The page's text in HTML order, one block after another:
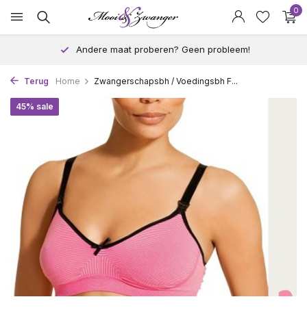
0
Andere maat proberen? Geen probleem!
Terug Home Zwangerschapsbh / Voedingsbh F...
45% sale